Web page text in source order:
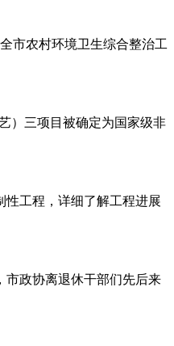
市农村环境卫生综合整治工
）三项目被确定为国家级非
性工程，详细了解工程进展
市政协离退休干部们先后来